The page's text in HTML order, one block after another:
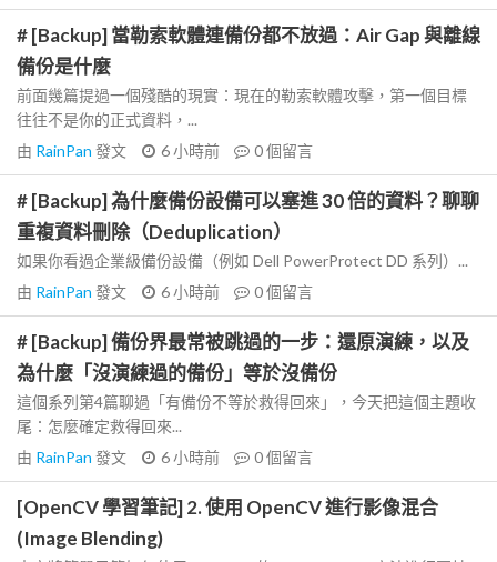
# [Backup] 當勒索軟體連備份都不放過：Air Gap 與離線
備份是什麼
前面幾篇提過一個殘酷的現實：現在的勒索軟體攻擊，第一個目標
往往不是你的正式資料，...
由 RainPan 發文 6 小時前 0個留言
# [Backup] 為什麼備份設備可以塞進 30 倍的資料？聊聊
重複資料刪除（Deduplication）
如果你看過企業級備份設備（例如 Dell PowerProtect DD 系列）...
由 RainPan 發文 6 小時前 0個留言
# [Backup] 備份界最常被跳過的一步：還原演練，以及
為什麼「沒演練過的備份」等於沒備份
這個系列第4篇聊過「有備份不等於救得回來」，今天把這個主題收
尾：怎麼確定救得回來...
由 RainPan 發文 6 小時前 0個留言
[OpenCV 學習筆記] 2. 使用 OpenCV 進行影像混合
(Image Blending)